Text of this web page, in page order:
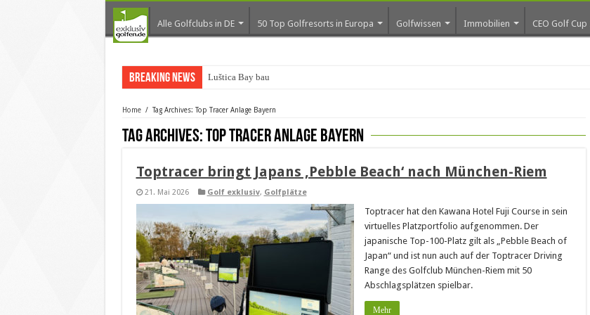
Alle Golfclubs in DE 50 Top Golfresorts in Europa Golfwissen Immobilien CEO Golf Cup
Breaking News Luštica Bay baut Monten
Home / Tag Archives: Top Tracer Anlage Bayern
Tag Archives:Top Tracer Anlage Bayern
Toptracer bringt Japans ‚Pebble Beach‘ nach München-Riem
21. Mai 2026 Golf exklusiv, Golfplätze
Toptracer hat den Kawana Hotel Fuji Course in sein
virtuelles Platzportfolio aufgenommen. Der
japanische Top-100-Platz gilt als „Pebble Beach of
Japan“ und ist nun auch auf der Toptracer Driving
Range des Golfclub München-Riem mit 50
Abschlagsplätzen spielbar.
Mehr